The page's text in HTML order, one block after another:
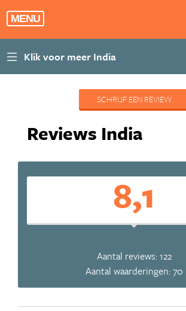
MENU
SCHRIJF EEN REVIEW
Reviews India
8,1
Aantal reviews: 122
Aantal waarderingen: 70